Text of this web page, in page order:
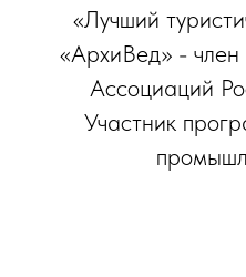
«Лучший
«АрхиВед» -
Ассоциаций
Участник